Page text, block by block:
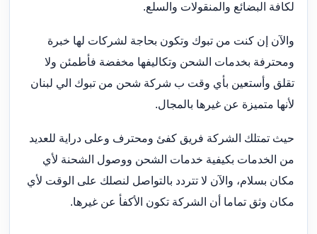
لكافة البضائع والمنقولات والسلع.
والآن إن كنت من تبوك وتكون بحاجة لشركات لها خبرة
ومحترفة بخدمات الشحن وتكاليفها مخفضة فأطمئن ولا
تقلق وأستعين بأي وقت ب شركة شحن من تبوك الي لبنان
لأنها متميزة عن غيرها بالمجال.
حيث تمتلك الشركة فريق كفئ ومحترف وعلى دراية للعديد
من الخدمات بكيفية خدمات الشحن ووصول الشحنة لأي
مكان بسلام، والآن لا تتردد بالتواصل لنصلك على الوقت لأي
مكان وثق تماما أن الشركة تكون الأكفأ عن غيرها.